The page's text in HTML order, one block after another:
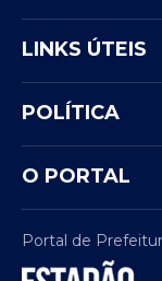
LINKS ÚTEIS
POLÍTICA
O PORTAL
Portal de